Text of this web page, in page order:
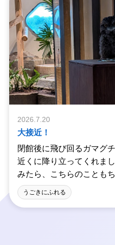
2026.7.20
大接近！
閉館後に飛び回るガマグ
近くに降り立ってくれま
みたら、こちらのことも
うごきにふれる